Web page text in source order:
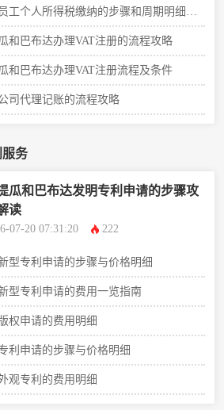
工个人所得税缴纳的步骤和周期明细攻
和巴布达办理VAT注册的流程攻略
和巴布达办理VAT注册流程及条件
司代理记账的流程攻略
务
瓜和巴布达发明专利申请的步骤攻
读
07-20 07:31:20 222
型专利申请的步骤与价格明细
型专利申请的费用一览指南
权申请的费用明细
利申请的步骤与价格明细
观专利的费用明细